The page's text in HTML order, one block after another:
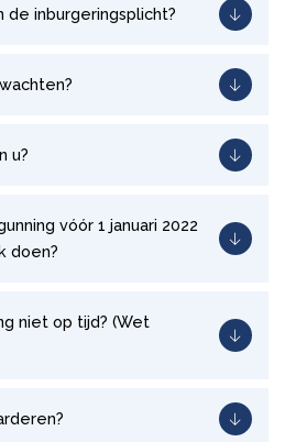
de inburgeringsplicht?
u?
vóór 1 januari 2022
doen?
niet op tijd? (Wet